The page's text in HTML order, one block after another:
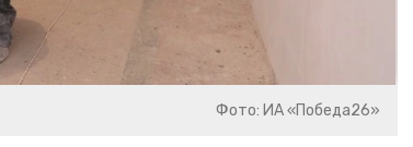
Фото: ИА «Победа26»